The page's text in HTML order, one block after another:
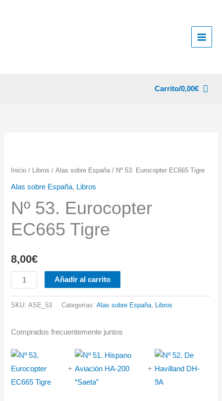
Carrito/0,00€
Inicio / Libros /Alas sobre España / Nº 53. Eurocopter EC665 Tigre
Alas sobre España, Libros
Nº 53. Eurocopter
EC665 Tigre
8,00€
53.
Eurocopter
Tigre
Añadir al carrito
SKU:ASE_53 Categorías:Alas sobre España, Libros
Comprados frecuentemente juntos
+ +